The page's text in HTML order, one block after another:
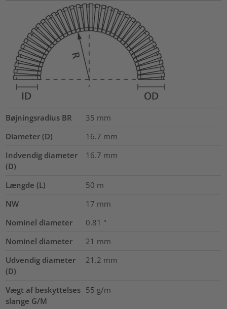
Bøjningsradius BR 35 mm
Diameter (D)
16.7 mm
Indvendig diameter
(D)
16.7 mm
Længde (L) 50 m
NW
17 mm
Nominel diameter
0.81 "
Nominel diameter
21 mm
Udvendig diameter
(D)
21.2 mm
Vægt af beskyttelses
slange G/M
55 g/m